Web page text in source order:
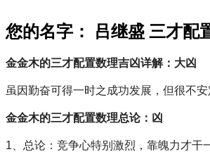
您的名字： 吕继盛 三才配
金金木的三才配置数理吉凶详解：大凶
虽因勤奋可得一时之成功发展，但很不
金金木的三才配置数理总论：凶
1、总论：竞争心特别激烈，靠魄力才干